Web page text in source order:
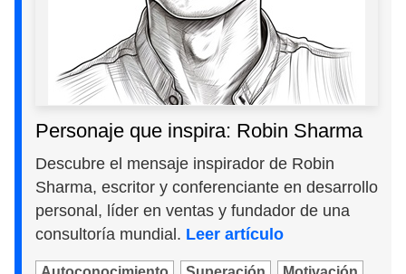
Personaje que inspira: Robin Sharma
Descubre el mensaje inspirador de Robin
Sharma, escritor y conferenciante en desarrollo
personal, líder en ventas y fundador de una
consultoría mundial. Leer artículo